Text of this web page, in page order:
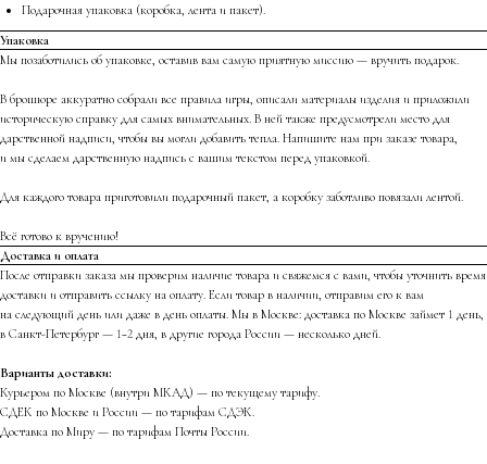
Подарочная упаковка (коробка, лента и пакет).
Упаковка
Мы позаботились об упаковке, оставив вам самую приятную миссию — вручить подарок.
В брошюре аккуратно собрали все правила игры, описали материалы изделия и приложили
историческую справку для самых внимательных. В ней также предусмотрели место для
дарственной надписи, чтобы вы могли добавить тепла. Напишите нам при заказе товара,
и мы сделаем дарственную надпись с вашим текстом перед упаковкой.
Для каждого товара приготовили подарочный пакет, а коробку заботливо повязали лентой.
Всё готово к вручению!
Доставка и оплата
После отправки заказа мы проверим наличие товара и свяжемся с вами, чтобы уточнить время
доставки и отправить ссылку на оплату. Если товар в наличии, отправим его к вам
на следующий день или даже в день оплаты. Мы в Москве: доставка по Москве займет 1 день,
в Санкт-Петербург — 1−2 дня, в другие города России — несколько дней.
Варианты доставки:
Курьером по Москве (внутри МКАД) — по текущему тарифу.
СДЕК по Москве и России — по тарифам СДЭК.
Доставка по Миру — по тарифам Почты России.